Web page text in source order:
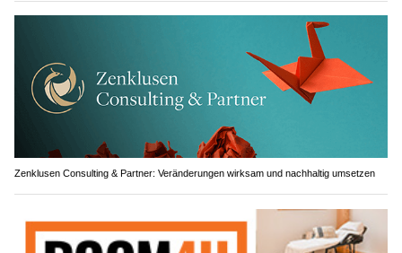
Zenklusen Consulting & Partner: Veränderungen wirksam und nachhaltig umsetzen